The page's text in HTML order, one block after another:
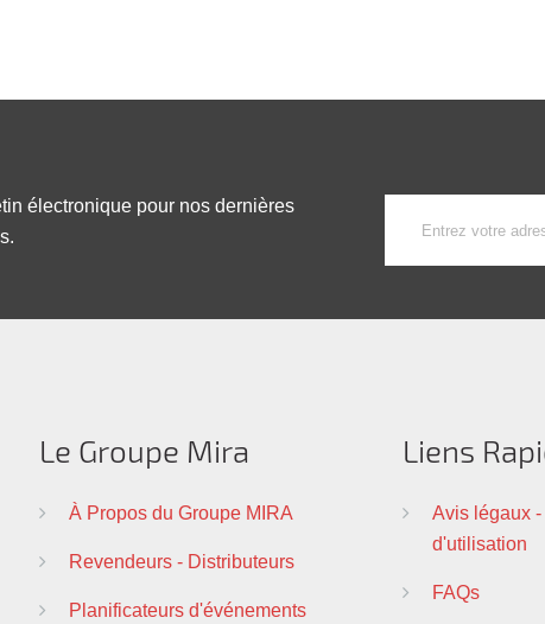
électronique pour nos dernières
Le Groupe Mira
À Propos du Groupe MIRA
Revendeurs - Distributeurs
Planificateurs d'événements
Liens
Avis légaux
d'utilisation
FAQs